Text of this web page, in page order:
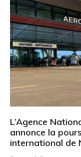
L’Agence
annonce la
international de